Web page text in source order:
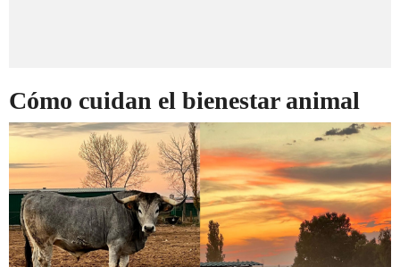
Cómo cuidan el bienestar animal